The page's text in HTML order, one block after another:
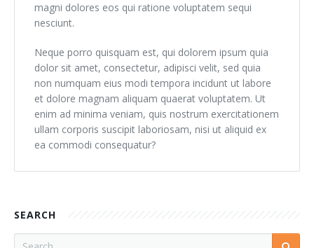
magni dolores eos qui ratione voluptatem sequi
nesciunt.
Neque porro quisquam est, qui dolorem ipsum quia
dolor sit amet, consectetur, adipisci velit, sed quia
non numquam eius modi tempora incidunt ut labore
et dolore magnam aliquam quaerat voluptatem. Ut
enim ad minima veniam, quis nostrum exercitationem
ullam corporis suscipit laboriosam, nisi ut aliquid ex
ea commodi consequatur?
SEARCH
Search